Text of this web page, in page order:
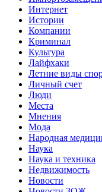
Интернет
Истории
Компании
Криминал
Культура
Лайфхаки
Летние виды
Личный счет
Люди
Места
Мнения
Мода
Народная
Наука
Наука и техника
Недвижимость
Новости